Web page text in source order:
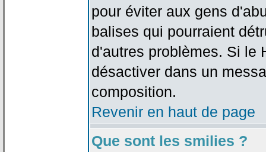
pour éviter aux gens
balises qui pourraient
d'autres problèmes. Si le
désactiver dans un
composition.
Revenir en haut de page
Que sont les smilies ?